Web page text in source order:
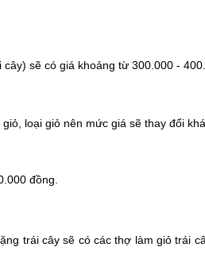
sẽ có giá khoảng từ 300.000 -
loại giỏ nên mức giá sẽ thay đổi
đồng.
trái cây sẽ có các thợ làm giỏ trái